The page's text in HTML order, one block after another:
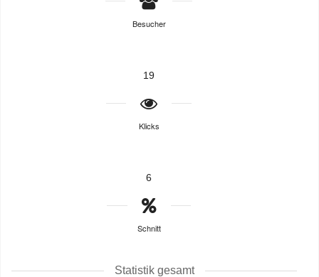
Besucher
19
Klicks
6
Schnitt
Statistik gesamt